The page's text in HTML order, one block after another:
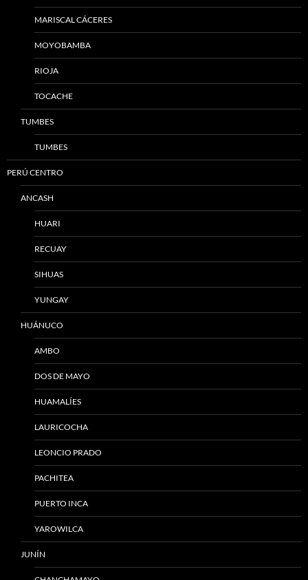
MARISCAL CÁCERES
MOYOBAMBA
RIOJA
TOCACHE
TUMBES
TUMBES
PERÚ CENTRO
ANCASH
HUARI
RECUAY
SIHUAS
YUNGAY
HUÁNUCO
AMBO
DOS DE MAYO
HUAMALÍES
LAURICOCHA
LEONCIO PRADO
PACHITEA
PUERTO INCA
YAROWILCA
JUNÍN